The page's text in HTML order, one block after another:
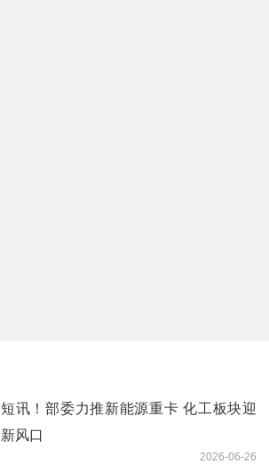
短讯！部委力推新能源重卡 化工板块迎
新风口
2026-06-26